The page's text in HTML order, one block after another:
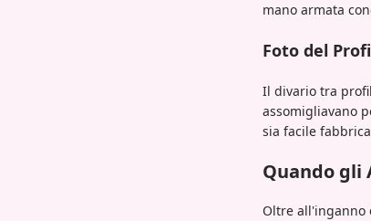
mano armata
Foto del
Il divario tra
assomigliavano
sia facile
Quando gli
Oltre all'inganno